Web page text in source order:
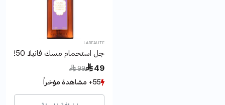
LABEAUTE
جل استحمام مسك فانيلا 250مل لابوتيه
 49
Price reduced from
 99
to
55+ مشاهدة مؤخراً
111+ بيع مؤخراً
55+ مشاهدة مؤخراً
111+ بيع مؤخراً